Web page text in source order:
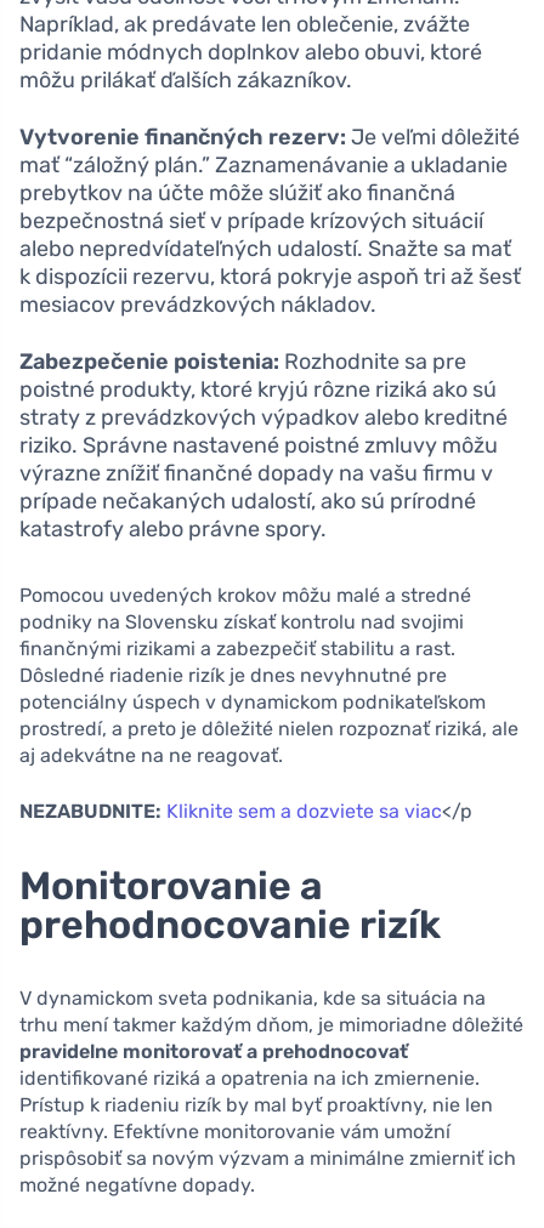
Napríklad, ak predávate len oblečenie, zvážte
pridanie módnych doplnkov alebo obuvi, ktoré
môžu prilákať ďalších zákazníkov.
Vytvorenie finančných rezerv: Je veľmi dôležité
mať “záložný plán.” Zaznamenávanie a ukladanie
prebytkov na účte môže slúžiť ako finančná
bezpečnostná sieť v prípade krízových situácií
alebo nepredvídateľných udalostí. Snažte sa mať
k dispozícii rezervu, ktorá pokryje aspoň tri až šesť
mesiacov prevádzkových nákladov.
Zabezpečenie poistenia: Rozhodnite sa pre
poistné produkty, ktoré kryjú rôzne riziká ako sú
straty z prevádzkových výpadkov alebo kreditné
riziko. Správne nastavené poistné zmluvy môžu
výrazne znížiť finančné dopady na vašu firmu v
prípade nečakaných udalostí, ako sú prírodné
katastrofy alebo právne spory.
Pomocou uvedených krokov môžu malé a stredné
podniky na Slovensku získať kontrolu nad svojimi
finančnými rizikami a zabezpečiť stabilitu a rast.
Dôsledné riadenie rizík je dnes nevyhnutné pre
potenciálny úspech v dynamickom podnikateľskom
prostredí, a preto je dôležité nielen rozpoznať riziká, ale
aj adekvátne na ne reagovať.
NEZABUDNITE: Kliknite sem a dozviete sa viac</p
Monitorovanie a
prehodnocovanie rizík
V dynamickom sveta podnikania, kde sa situácia na
trhu mení takmer každým dňom, je mimoriadne dôležité
pravidelne monitorovať a prehodnocovať
identifikované riziká a opatrenia na ich zmiernenie.
Prístup k riadeniu rizík by mal byť proaktívny, nie len
reaktívny. Efektívne monitorovanie vám umožní
prispôsobiť sa novým výzvam a minimálne zmierniť ich
možné negatívne dopady.